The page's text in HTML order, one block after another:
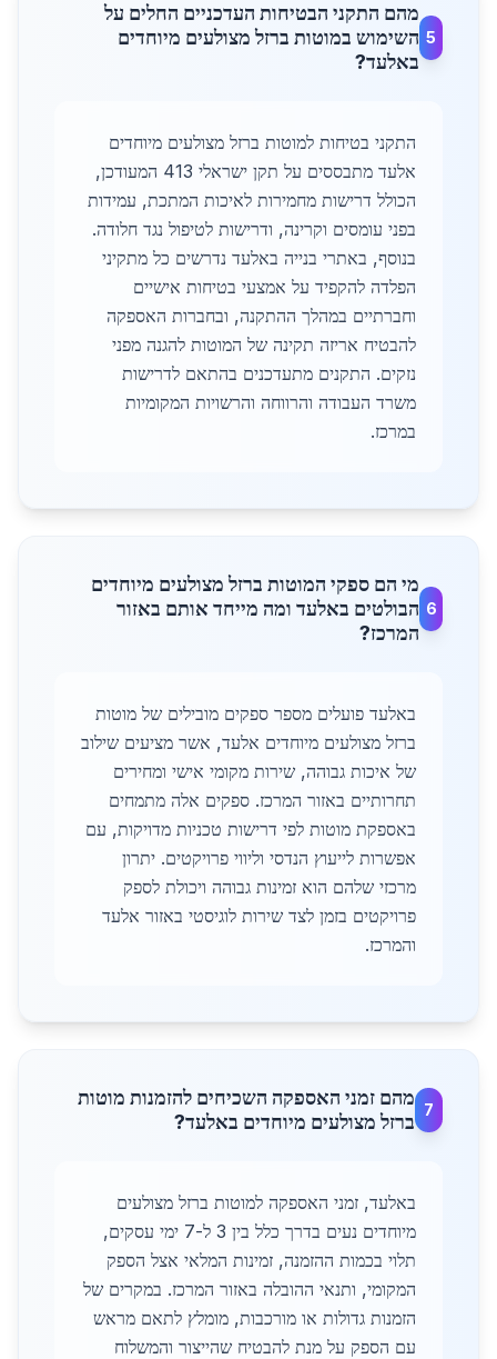
5
מהם התקני הבטיחות העדכניים החלים על
השימוש במוטות ברזל מצולעים מיוחדים
באלעד?
התקני בטיחות למוטות ברזל מצולעים מיוחדים
אלעד מתבססים על תקן ישראלי 413 המעודכן,
הכולל דרישות מחמירות לאיכות המתכת, עמידות
בפני עומסים וקרינה, ודרישות לטיפול נגד חלודה.
בנוסף, באתרי בנייה באלעד נדרשים כל מתקיני
הפלדה להקפיד על אמצעי בטיחות אישיים
וחברתיים במהלך ההתקנה, ובחברות האספקה
להבטיח אריזה תקינה של המוטות להגנה מפני
נזקים. התקנים מתעדכנים בהתאם לדרישות
משרד העבודה והרווחה והרשויות המקומיות
במרכז.
6
מי הם ספקי המוטות ברזל מצולעים מיוחדים
הבולטים באלעד ומה מייחד אותם באזור
המרכז?
באלעד פועלים מספר ספקים מובילים של מוטות
ברזל מצולעים מיוחדים אלעד, אשר מציעים שילוב
של איכות גבוהה, שירות מקומי אישי ומחירים
תחרותיים באזור המרכז. ספקים אלה מתמחים
באספקת מוטות לפי דרישות טכניות מדויקות, עם
אפשרות לייעוץ הנדסי וליווי פרויקטים. יתרון
מרכזי שלהם הוא זמינות גבוהה ויכולת לספק
פרויקטים בזמן לצד שירות לוגיסטי באזור אלעד
והמרכז.
7
מהם זמני האספקה השכיחים להזמנות מוטות
ברזל מצולעים מיוחדים באלעד?
באלעד, זמני האספקה למוטות ברזל מצולעים
מיוחדים נעים בדרך כלל בין 3 ל-7 ימי עסקים,
תלוי בכמות ההזמנה, זמינות המלאי אצל הספק
המקומי, ותנאי ההובלה באזור המרכז. במקרים של
הזמנות גדולות או מורכבות, מומלץ לתאם מראש
עם הספק על מנת להבטיח שהייצור והמשלוח